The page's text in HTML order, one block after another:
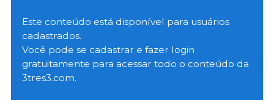
vivos em outras praças, levou à uma cautelosa
discussão da reunião da BSEMG.
A expectativa era de manutenção, porém, a
realidade do mercado levava para um
Este conteúdo está disponível para usuários
cadastrados.
Você pode se cadastrar e fazer login
gratuitamente para acessar todo o conteúdo da
3tres3.com.